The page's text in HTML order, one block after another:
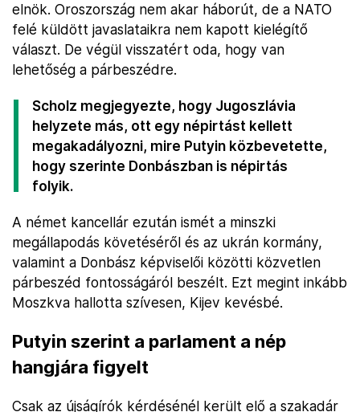
elnök. Oroszország nem akar háborút, de a NATO
felé küldött javaslataikra nem kapott kielégítő
választ. De végül visszatért oda, hogy van
lehetőség a párbeszédre.
Scholz megjegyezte, hogy Jugoszlávia
helyzete más, ott egy népirtást kellett
megakadályozni, mire Putyin közbevetette,
hogy szerinte Donbászban is népirtás
folyik.
A német kancellár ezután ismét a minszki
megállapodás követéséről és az ukrán kormány,
valamint a Donbász képviselői közötti közvetlen
párbeszéd fontosságáról beszélt. Ezt megint inkább
Moszkva hallotta szívesen, Kijev kevésbé.
Putyin szerint a parlament a nép
hangjára figyelt
Csak az újságírók kérdésénél került elő a szakadár